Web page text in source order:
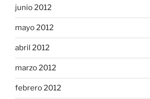
junio 2012
mayo 2012
abril 2012
marzo 2012
febrero 2012